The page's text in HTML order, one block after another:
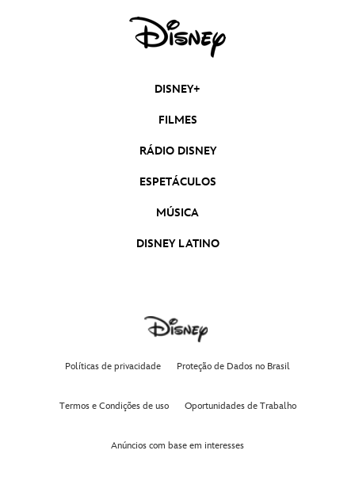
Mulan: Foto em Movimento - 3
Mulan: Foto em Movimento - 2
Mulan: Foto em Movimento - 1
Mulan
Mulan
Mufasa: O Rei Leão | Trailer 2 Oficial
DISNEY+
FILMES
RÁDIO DISNEY
ESPETÁCULOS
MÚSICA
DISNEY LATINO
Políticas de privacidade Proteção de Dados no Brasil
Termos e Condições de uso Oportunidades de Trabalho
Anúncios com base em interesses